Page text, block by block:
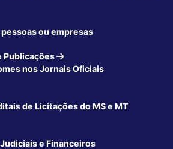
ou empresas
Publicações
nos Jornais Oficiais
de Licitações do MS e MT
e Financeiros